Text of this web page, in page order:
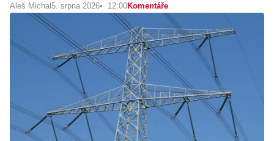
Aleš Michal 5. srpna 2026 12:00Komentáře